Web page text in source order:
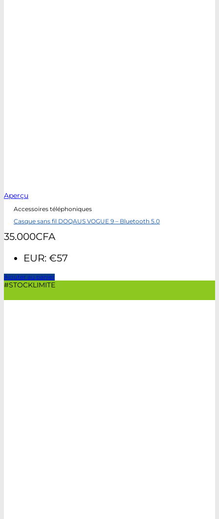
Aperçu
Accessoires téléphoniques
Casque sans fil DOQAUS VOGUE 9 – Bluetooth 5.0
35.000CFA
EUR: €57
Ajouter au panier
#STOCKLIMITE